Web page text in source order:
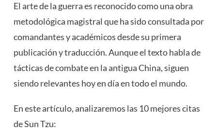
El arte de la guerra es reconocido como una obra
metodológica magistral que ha sido consultada por
comandantes y académicos desde su primera
publicación y traducción. Aunque el texto habla de
tácticas de combate en la antigua China, siguen
siendo relevantes hoy en día en todo el mundo.
En este artículo, analizaremos las 10 mejores citas
de Sun Tzu: